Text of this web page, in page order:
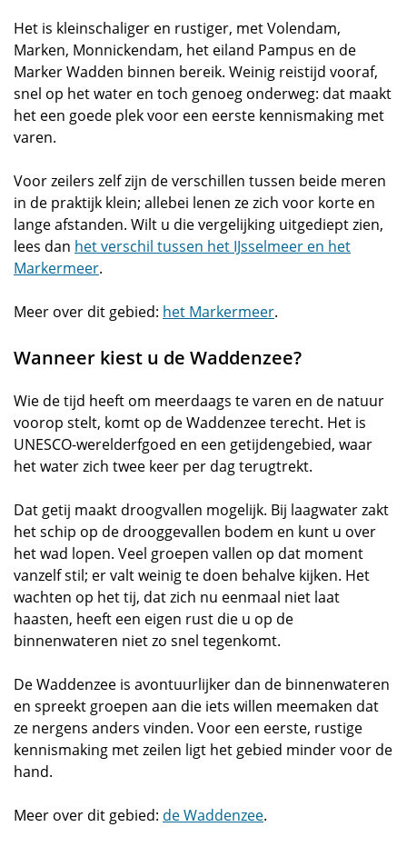
Het is kleinschaliger en rustiger, met Volendam,
Marken, Monnickendam, het eiland Pampus en de
Marker Wadden binnen bereik. Weinig reistijd vooraf,
snel op het water en toch genoeg onderweg: dat maakt
het een goede plek voor een eerste kennismaking met
varen.
Voor zeilers zelf zijn de verschillen tussen beide meren
in de praktijk klein; allebei lenen ze zich voor korte en
lange afstanden. Wilt u die vergelijking uitgediept zien,
lees dan het verschil tussen het IJsselmeer en het
Markermeer.
Meer over dit gebied: het Markermeer.
Wanneer kiest u de Waddenzee?
Wie de tijd heeft om meerdaags te varen en de natuur
voorop stelt, komt op de Waddenzee terecht. Het is
UNESCO-werelderfgoed en een getijdengebied, waar
het water zich twee keer per dag terugtrekt.
Dat getij maakt droogvallen mogelijk. Bij laagwater zakt
het schip op de drooggevallen bodem en kunt u over
het wad lopen. Veel groepen vallen op dat moment
vanzelf stil; er valt weinig te doen behalve kijken. Het
wachten op het tij, dat zich nu eenmaal niet laat
haasten, heeft een eigen rust die u op de
binnenwateren niet zo snel tegenkomt.
De Waddenzee is avontuurlijker dan de binnenwateren
en spreekt groepen aan die iets willen meemaken dat
ze nergens anders vinden. Voor een eerste, rustige
kennismaking met zeilen ligt het gebied minder voor de
hand.
Meer over dit gebied: de Waddenzee.